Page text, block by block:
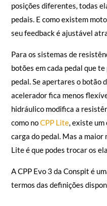
posições diferentes, todas
pedais. E como existem
seu feedback é ajustável
Para os sistemas de
botões em cada pedal que
pedal. Se apertares o botão
acelerador fica menos
hidráulico modifica a
como noCPP Lite, existe
carga do pedal. Mas a maior
Lite é que podes trocar os
A CPP Evo 3 da Conspit é
termos das definições